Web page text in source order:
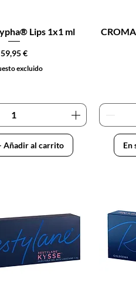
Lips 1x1 ml
Precio
59,95 €
excluido
Añadir al carrito En